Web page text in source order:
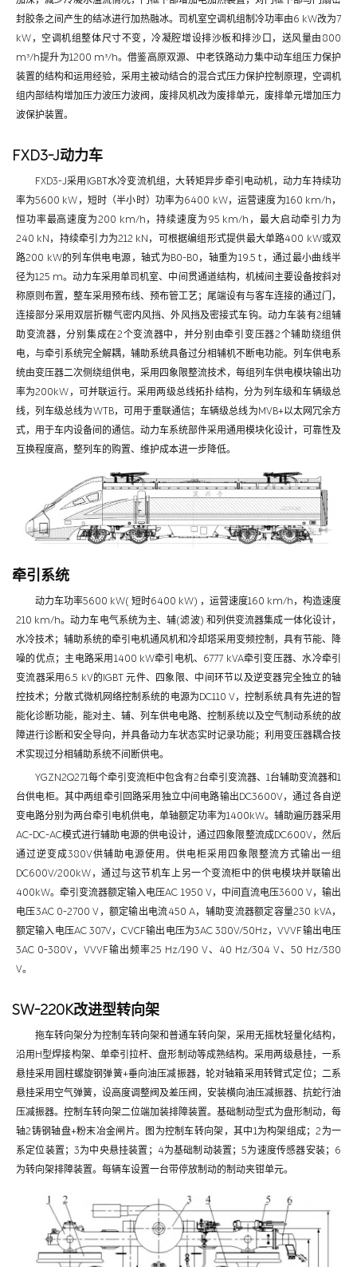
封胶条之间产生的结冰进行加热融冰。司机室空调机组制冷功率由6 kW改为7
kW，空调机组整体尺寸不变，冷凝腔增设排沙板和排沙口，送风量由800
m³/h提升为1200 m³/h。借鉴高原双源、中老铁路动力集中动车组压力保护
装置的结构和运用经验，采用主被动结合的混合式压力保护控制原理，空调机
组内部结构增加压力波压力波阀，废排风机改为废排单元，废排单元增加压力
波保护装置。
FXD3-J动力车
FXD3-J采用IGBT水冷变流机组，大转矩异步牵引电动机，动力车持续功
率为5600 kW，短时（半小时）功率为6400 kW，运营速度为160 km/h，
恒功率最高速度为200 km/h，持续速度为95 km/h，最大启动牵引力为
240 kN，持续牵引力为212 kN，可根据编组形式提供最大单路400 kW或双
路200 kW的列车供电电源，轴式为B0-B0，轴重为19.5 t，通过最小曲线半
径为125 m。动力车采用单司机室、中间贯通道结构，机械间主要设备按斜对
称原则布置，整车采用预布线、预布管工艺；尾端设有与客车连接的通过门，
连接部分采用双层折棚气密内风挡、外风挡及密接式车钩。动力车装有2组辅
助变流器，分别集成在2个变流器中，并分别由牵引变压器2个辅助绕组供
电，与牵引系统完全解耦，辅助系统具备过分相辅机不断电功能。列车供电系
统由变压器二次侧绕组供电，采用四象限整流技术，每组列车供电模块输出功
率为200kW，可并联运行。采用两级总线拓扑结构，分为列车级和车辆级总
线，列车级总线为WTB，可用于重联通信；车辆级总线为MVB+以太网冗余方
式，用于车内设备间的通信。动力车系统部件采用通用模块化设计，可靠性及
互换程度高，整列车的购置、维护成本进一步降低。
牵引系统
动力车功率5600 kW( 短时6400 kW) ，运营速度160 km/h，构造速度
210 km/h。动力车电气系统为主、辅(滤波) 和列供变流器集成一体化设计，
水冷技术；辅助系统的牵引电机通风机和冷却塔采用变频控制，具有节能、降
噪的优点；主电路采用1400 kW牵引电机、6777 kVA牵引变压器、水冷牵引
变流器采用6.5 kV的IGBT 元件、四象限、中间环节以及逆变器完全独立的轴
控技术；分散式微机网络控制系统的电源为DC110 V，控制系统具有先进的智
能化诊断功能，能对主、辅、列车供电电路、控制系统以及空气制动系统的故
障进行诊断和安全导向，并具备动力车状态实时记录功能；利用变压器耦合技
术实现过分相辅助系统不间断供电。
YGZN2Q271每个牵引变流柜中包含有2台牵引变流器、1台辅助变流器和1
台供电柜。其中两组牵引回路采用独立中间电路输出DC3600V，通过各自逆
变电路分别为两台牵引电机供电，单轴额定功率为1400kW。辅助遍历器采用
AC-DC-AC模式进行辅助电源的供电设计，通过四象限整流成DC600V，然后
通过逆变成380V供辅助电源使用。供电柜采用四象限整流方式输出一组
DC600V/200kW，通过与这节机车上另一个变流柜中的供电模块并联输出
400kW。牵引变流器额定输入电压AC 1950 V，中间直流电压3600 V，输出
电压3AC 0-2700 V，额定输出电流450 A，辅助变流器额定容量230 kVA，
额定输入电压AC 307V，CVCF输出电压为3AC 380V/50Hz，VVVF输出电压
3AC 0-380V，VVVF输出频率25 Hz/190 V、40 Hz/304 V、50 Hz/380
V。
SW-220K改进型转向架
拖车转向架分为控制车转向架和普通车转向架，采用无摇枕轻量化结构，
沿用H型焊接构架、单牵引拉杆、盘形制动等成熟结构。采用两级悬挂，一系
悬挂采用圆柱螺旋钢弹簧+垂向油压减振器，轮对轴箱采用转臂式定位；二系
悬挂采用空气弹簧，设高度调整阀及差压阀，安装横向油压减振器、抗蛇行油
压减振器。控制车转向架二位端加装排障装置。基础制动型式为盘形制动，每
轴2铸钢轴盘+粉末冶金闸片。图为控制车转向架，其中1为构架组成；2为一
系定位装置；3为中央悬挂装置；4为基础制动装置；5为速度传感器安装；6
为转向架排障装置。每辆车设置一台带停放制动的制动夹钳单元。